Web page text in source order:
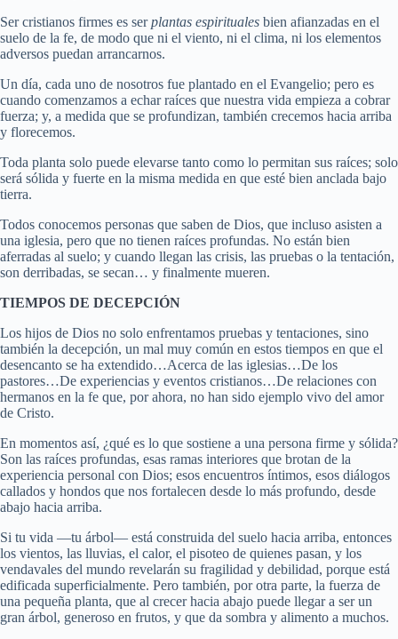
Ser cristianos firmes es serplantas espirituales bien afianzadas en el
suelo de la fe, de modo que ni el viento, ni el clima, ni los elementos
adversos puedan arrancarnos.
Un día, cada uno de nosotros fue plantado en el Evangelio; pero es
cuando comenzamos a echar raíces que nuestra vida empieza a cobrar
fuerza; y, a medida que se profundizan, también crecemos hacia arriba
y florecemos.
Toda planta solo puede elevarse tanto como lo permitan sus raíces; solo
será sólida y fuerte en la misma medida en que esté bien anclada bajo
tierra.
Todos conocemos personas que saben de Dios, que incluso asisten a
una iglesia, pero que no tienen raíces profundas. No están bien
aferradas al suelo; y cuando llegan las crisis, las pruebas o la tentación,
son derribadas, se secan… y finalmente mueren.
TIEMPOS DE DECEPCIÓN
Los hijos de Dios no solo enfrentamos pruebas y tentaciones, sino
también la decepción, un mal muy común en estos tiempos en que el
desencanto se ha extendido…Acerca de las iglesias…De los
pastores…De experiencias y eventos cristianos…De relaciones con
hermanos en la fe que, por ahora, no han sido ejemplo vivo del amor
de Cristo.
En momentos así, ¿qué es lo que sostiene a una persona firme y sólida?
Son las raíces profundas, esas ramas interiores que brotan de la
experiencia personal con Dios; esos encuentros íntimos, esos diálogos
callados y hondos que nos fortalecen desde lo más profundo, desde
abajo hacia arriba.
Si tu vida —tu árbol— está construida del suelo hacia arriba, entonces
los vientos, las lluvias, el calor, el pisoteo de quienes pasan, y los
vendavales del mundo revelarán su fragilidad y debilidad, porque está
edificada superficialmente. Pero también, por otra parte, la fuerza de
una pequeña planta, que al crecer hacia abajo puede llegar a ser un
gran árbol, generoso en frutos, y que da sombra y alimento a muchos.